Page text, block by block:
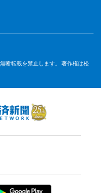
断転載を禁止します。 著作権は松